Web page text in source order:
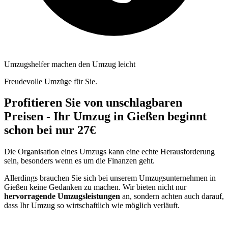
Umzugshelfer machen den Umzug leicht
Freudevolle Umzüge für Sie.
Profitieren Sie von unschlagbaren
Preisen - Ihr Umzug in Gießen beginnt
schon bei nur 27€
Die Organisation eines Umzugs kann eine echte Herausforderung
sein, besonders wenn es um die Finanzen geht.
Allerdings brauchen Sie sich bei unserem Umzugsunternehmen in
Gießen keine Gedanken zu machen. Wir bieten nicht nur
hervorragende Umzugsleistungen an, sondern achten auch darauf,
dass Ihr Umzug so wirtschaftlich wie möglich verläuft.